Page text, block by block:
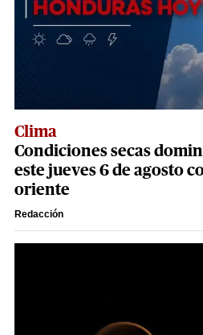
Clima
Condiciones secas
este jueves 6 de agosto
oriente
Redacción